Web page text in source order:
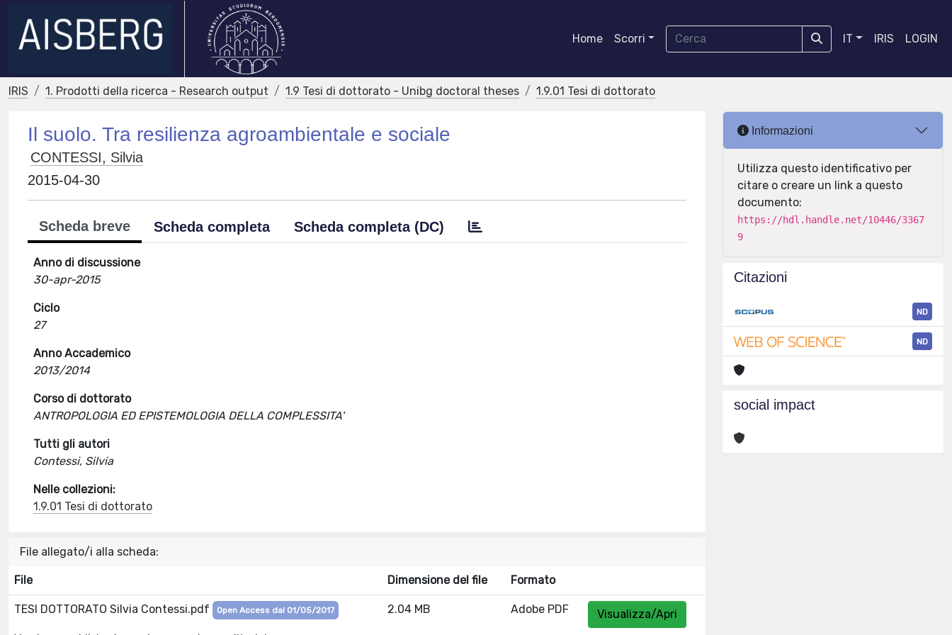
Home Scorri IT IRIS LOGIN
IRIS 1. Prodotti della ricerca - Research output 1.9 Tesi di dottorato - Unibg doctoral theses 1.9.01 Tesi di dottorato
Il suolo. Tra resilienza agroambientale e sociale
CONTESSI, Silvia
2015-04-30
Scheda breve Scheda completa Scheda completa (DC)
Anno di discussione
30-apr-2015
Ciclo
27
Anno Accademico
2013/2014
Corso di dottorato
ANTROPOLOGIA ED EPISTEMOLOGIA DELLA COMPLESSITA'
Tutti gli autori
Contessi, Silvia
Nelle collezioni:
1.9.01 Tesi di dottorato
File allegato/i alla scheda:
File Dimensione del file Formato
TESI DOTTORATO Silvia Contessi.pdf Open Access dal 01/05/2017 2.04 MB Adobe PDF Visualizza/Apri
Informazioni
Utilizza questo identificativo per
citare o creare un link a questo
documento:
https://hdl.handle.net/10446/3367
9
Citazioni
ND
ND
social impact